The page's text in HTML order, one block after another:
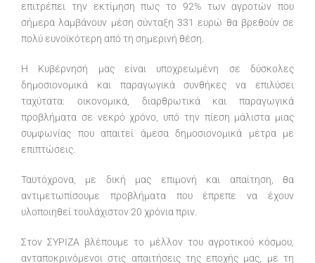
επιτρέπει την εκτίμηση πως το 92% των αγροτών που
σήμερα λαμβάνουν μέση σύνταξη 331 ευρώ θα βρεθούν σε
πολύ ευνοϊκότερη από τη σημερινή θέση.
Η Κυβέρνησή μας είναι υποχρεωμένη σε δύσκολες
δημοσιονομικά και παραγωγικά συνθήκες να επιλύσει
ταχύτατα: οικονομικά, διαρθρωτικά και παραγωγικά
προβλήματα σε νεκρό χρόνο, υπό την πίεση μάλιστα μιας
συμφωνίας που απαιτεί άμεσα δημοσιονομικά μέτρα με
επιπτώσεις.
Ταυτόχρονα, με δική μας επιμονή και απαίτηση, θα
αντιμετωπίσουμε προβλήματα που έπρεπε να έχουν
υλοποιηθεί τουλάχιστον 20 χρόνια πριν.
Στον ΣΥΡΙΖΑ βλέπουμε το μέλλον του αγροτικού κόσμου,
ανταποκρινόμενοι στις απαιτήσεις της εποχής μας, με τη